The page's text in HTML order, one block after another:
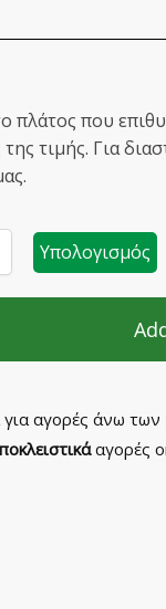
πλάτος που
τιμής. Για
Υπολογισμός
αγορές άνω
αγορές